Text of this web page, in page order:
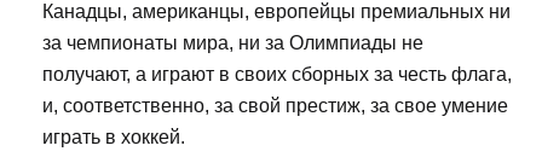
Канадцы, американцы, европейцы премиальных ни
за чемпионаты мира, ни за Олимпиады не
получают, а играют в своих сборных за честь флага,
и, соответственно, за свой престиж, за свое умение
играть в хоккей.